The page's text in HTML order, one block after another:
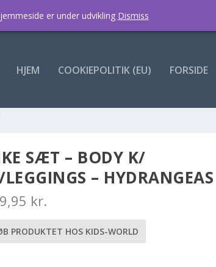
HJEM COOKIEPOLITIK (EU) FORSIDE
SÆT – BODY K/
– HYDRANGEAS
kr.
PRODUKTET HOS KIDS-WORLD
er under udvikling Dismiss